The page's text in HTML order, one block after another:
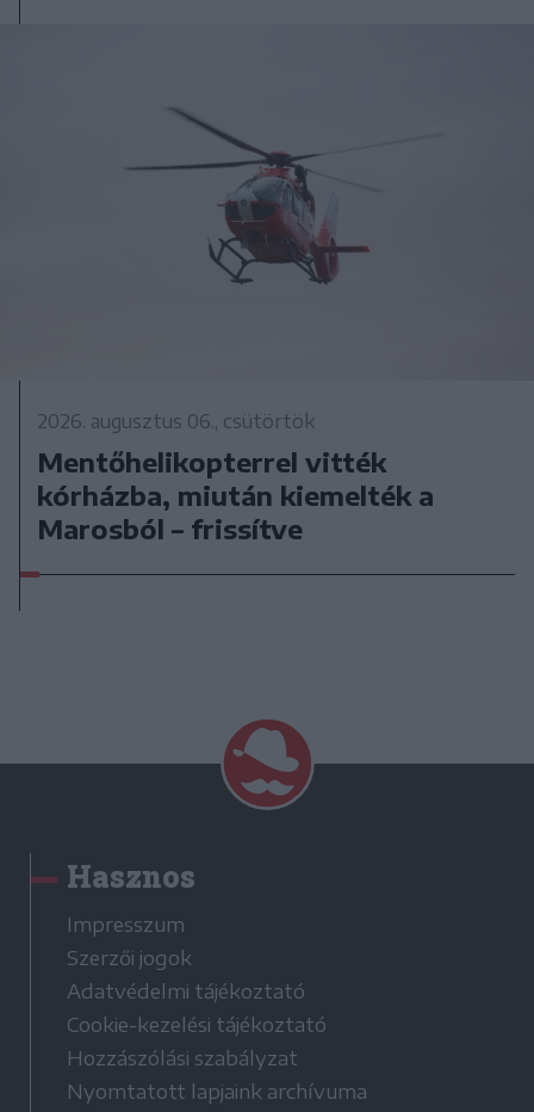
2026. augusztus 06., csütörtök
Mentőhelikopterrel vitték
kórházba, miután kiemelték a
Marosból – frissítve
Hasznos
Impresszum
Szerzői jogok
Adatvédelmi tájékoztató
Cookie-kezelési tájékoztató
Hozzászólási szabályzat
Nyomtatott lapjaink archívuma